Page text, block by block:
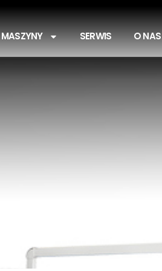
MASZYNY SERWIS O NAS